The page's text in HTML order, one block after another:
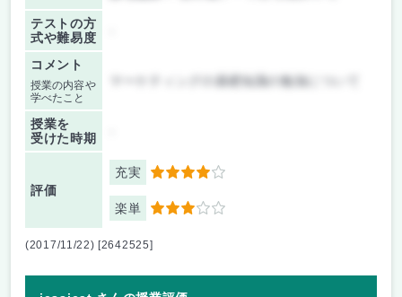
テストの方
式や難易度
コメント
授業の内容や
学べたこと
マーケティングの基礎知識の勉強について
授業を
受けた時期
評価
充実 4
楽単 3
(2017/11/22) [2642525]